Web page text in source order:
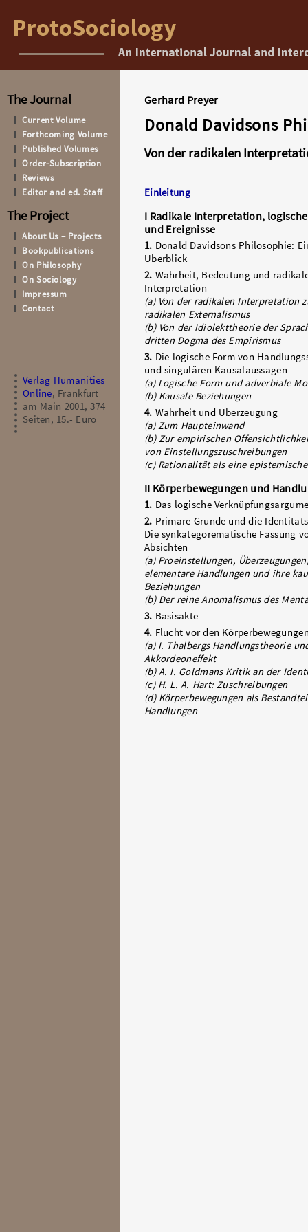
The Journal
Current Volume
Forthcoming Volume
Published Volumes
Order-Subscription
Reviews
Editor and ed. Staff
The Project
About Us – Projects
Bookpublications
On Philosophy
On Sociology
Impressum
Contact
Einleitung
I Radikale Interpretation,
und Ereignisse
1. Donald Davidsons Philosophie:
Überblick
2. Wahrheit, Bedeutung und
Interpretation
(a) Von der radikalen Interpretation
radikalen Externalismus
(b) Von der Idiolekttheorie der
dritten Dogma des Empirismus
3. Die logische Form von
und singulären Kausalaussagen
(a) Logische Form und adverbiale
(b) Kausale Beziehungen
4. Wahrheit und Überzeugung
(a) Zum Haupteinwand
(b) Zur empirischen
von Einstellungszuschreibungen
(c) Rationalität als eine
II Körperbewegungen und
1. Das logische
2. Primäre Gründe und die
Die synkategorematische Fassung
Absichten
(a) Proeinstellungen,
elementare Handlungen und ihre
Beziehungen
(b) Der reine Anomalismus des
3. Basisakte
4. Flucht vor den
(a) I. Thalbergs Handlungstheorie
Akkordeoneffekt
(b) A. I. Goldmans Kritik an der
(c) H. L. A. Hart: Zuschreibungen
(d) Körperbewegungen als
Handlungen
Gerhard Preyer
Donald Davidsons
Von der radikalen
Verlag Humanities
Online, Frankfurt
am Main 2001, 374
Seiten, 15.- Euro